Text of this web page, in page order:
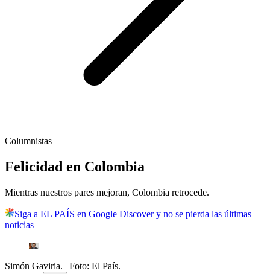
Columnistas
Felicidad en Colombia
Mientras nuestros pares mejoran, Colombia retrocede.
Siga a EL PAÍS en Google Discover y no se pierda las últimas
noticias
Simón Gaviria. | Foto: El País.